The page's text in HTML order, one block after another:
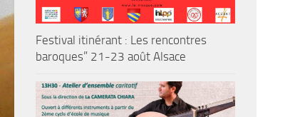
Festival itinérant : Les rencontres
baroques” 21-23 août Alsace